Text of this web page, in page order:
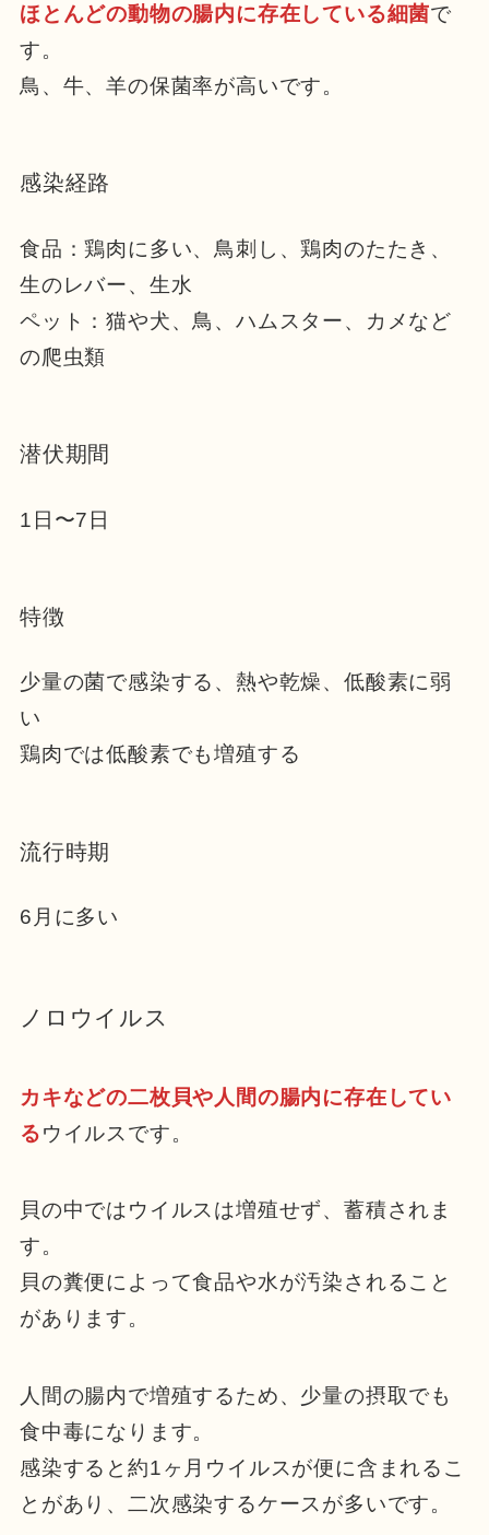
ほとんどの動物の腸内に存在している細菌で
す。
鳥、牛、羊の保菌率が高いです。
感染経路
食品：鶏肉に多い、鳥刺し、鶏肉のたたき、
生のレバー、生水
ペット：猫や犬、鳥、ハムスター、カメなど
の爬虫類
潜伏期間
1日〜7日
特徴
少量の菌で感染する、熱や乾燥、低酸素に弱
い
鶏肉では低酸素でも増殖する
流行時期
6月に多い
ノロウイルス
カキなどの二枚貝や人間の腸内に存在してい
るウイルスです。
貝の中ではウイルスは増殖せず、蓄積されま
す。
貝の糞便によって食品や水が汚染されること
があります。
人間の腸内で増殖するため、少量の摂取でも
食中毒になります。
感染すると約1ヶ月ウイルスが便に含まれるこ
とがあり、二次感染するケースが多いです。